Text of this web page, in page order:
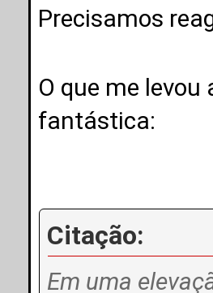
Precisamos
O que me
fantástica:
Citação:
Em uma